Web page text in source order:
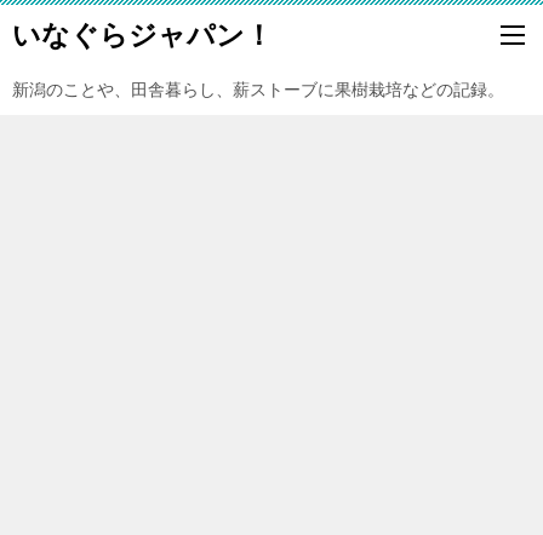
いなぐらジャパン！
新潟のことや、田舎暮らし、薪ストーブに果樹栽培などの記録。